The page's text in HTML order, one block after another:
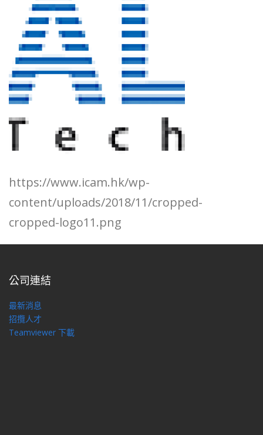
https://www.icam.hk/wp-
content/uploads/2018/11/cropped-
cropped-logo11.png
公司連結
最新消息
招攬人才
Teamviewer 下載